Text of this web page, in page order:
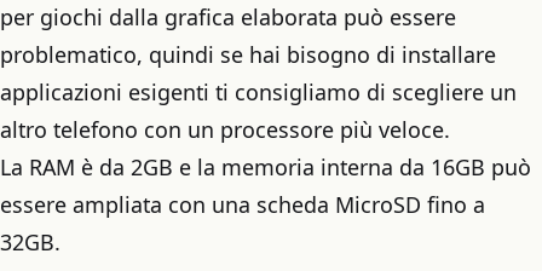
per giochi dalla grafica elaborata può essere
problematico, quindi se hai bisogno di installare
applicazioni esigenti ti consigliamo di scegliere un
altro telefono con un processore più veloce.
La RAM è da 2GB e la memoria interna da 16GB può
essere ampliata con una scheda MicroSD fino a
32GB.